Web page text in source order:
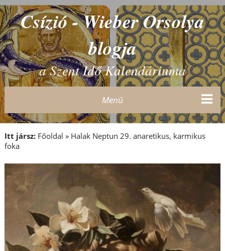
Csízió - Wieber Orsolya
blogja
a Szent Idő Kalendáriuma
Menü
Itt jársz: Főoldal » Halak Neptun 29. anaretikus, karmikus
foka